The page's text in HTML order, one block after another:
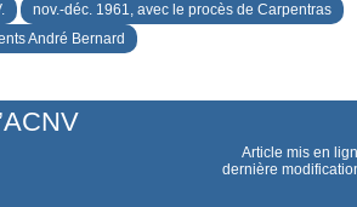
nov.-déc. 1961, avec le procès de Carpentras
André Bernard
Article mis en
dernière